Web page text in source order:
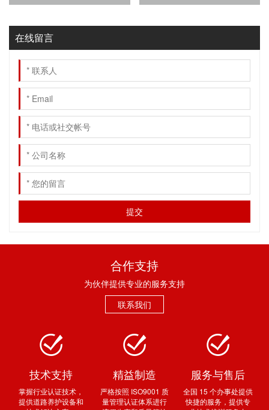
在线留言
合作支持
为伙伴提供专业的服务支持
联系我们
技术支持
掌握行业认证技术，
提供道路养护设备和
精益制造
严格按照 ISO9001 质
量管理认证体系进行
服务与售后
全国 15 个办事处提供
快捷的服务，提供专